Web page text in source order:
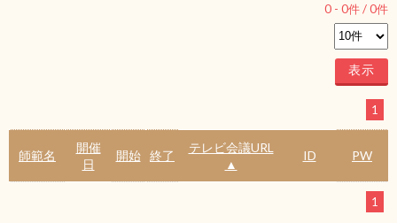
0 - 0件 /0件
1
師範名
開催
日
開始 終了
テレビ会議URL
▲
ID PW
1